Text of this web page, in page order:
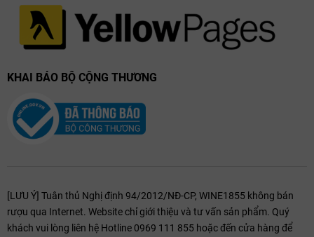
KHAI BÁO BỘ CỘNG THƯƠNG
[LƯU Ý] Tuân thủ Nghị định 94/2012/NĐ-CP, WINE1855 không bán
rượu qua Internet. Website chỉ giới thiệu và tư vấn sản phẩm. Quý
khách vui lòng liên hệ Hotline 0969 111 855 hoặc đến cửa hàng để